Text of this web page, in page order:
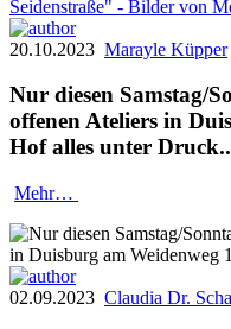
20.10.2023 Marayle Küpper
Nur diesen Samstag/
offenen Ateliers in
Hof alles unter
Mehr…
02.09.2023 Claudia Dr.